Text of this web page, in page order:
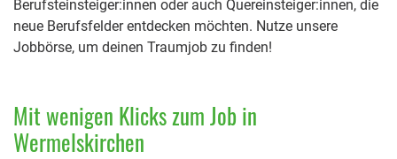
Berufsteinsteiger:innen oder auch Quereinsteiger:innen, die
neue Berufsfelder entdecken möchten. Nutze unsere
Jobbörse, um deinen Traumjob zu finden!
Mit wenigen Klicks zum Job in
Wermelskirchen